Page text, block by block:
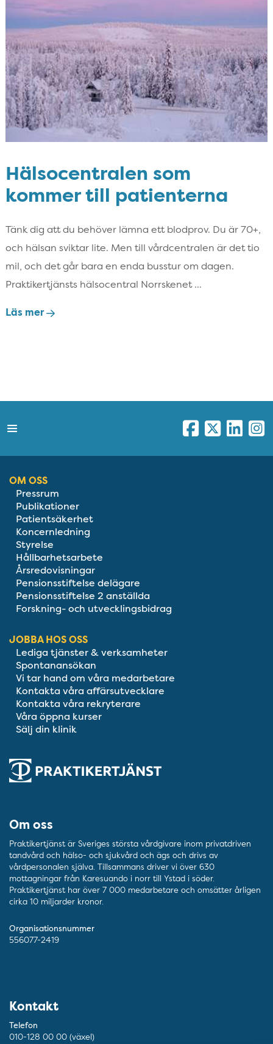
Hälsocentralen som
kommer till patienterna
Tänk dig att du behöver lämna ett blodprov. Du är 70+,
och hälsan sviktar lite. Men till vårdcentralen är det tio
mil, och det går bara en enda busstur om dagen.
Praktikertjänsts hälsocentral Norrskenet ...
Läs mer
OM OSS
Pressrum
Publikationer
Patientsäkerhet
Koncernledning
Styrelse
Hållbarhetsarbete
Årsredovisningar
Pensionsstiftelse delägare
Pensionsstiftelse 2 anställda
Forskning- och utvecklingsbidrag
JOBBA HOS OSS
Lediga tjänster & verksamheter
Spontanansökan
Vi tar hand om våra medarbetare
Kontakta våra affärsutvecklare
Kontakta våra rekryterare
Våra öppna kurser
Sälj din klinik
Om oss
Praktikertjänst är Sveriges största vårdgivare inom privatdriven
tandvård och hälso- och sjukvård och ägs och drivs av
vårdpersonalen själva. Tillsammans driver vi över 630
mottagningar från Karesuando i norr till Ystad i söder.
Praktikertjänst har över 7 000 medarbetare och omsätter årligen
cirka 10 miljarder kronor.
Organisationsnummer
556077-2419
Kontakt
Telefon
010-128 00 00 (växel)